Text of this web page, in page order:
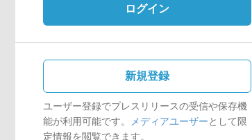
ログイン
新規登録
ユーザー登録でプレスリリースの受信や保存機
能が利用可能です。
メディアユーザーとして限
定情報を閲覧できます。